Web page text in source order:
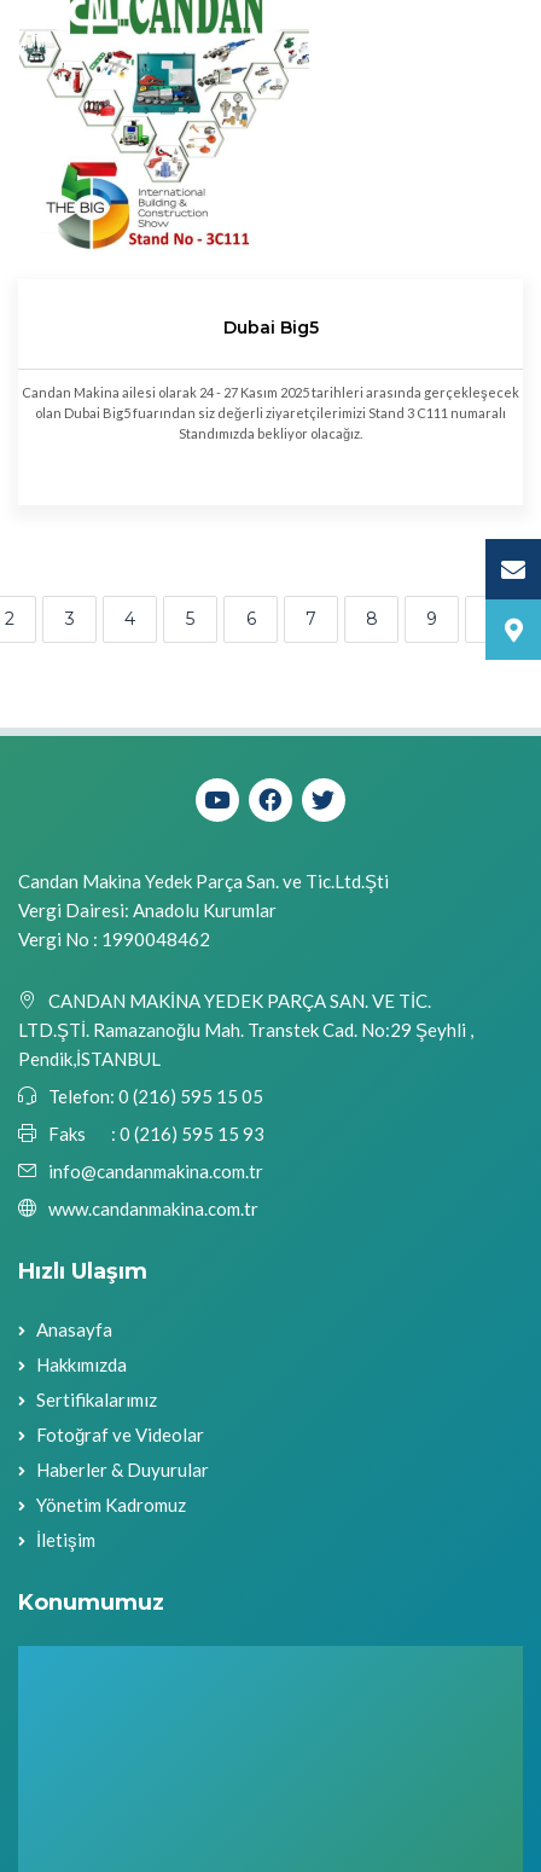
Dubai Big5
Candan Makina ailesi olarak 24 - 27 Kasım 2025 tarihleri arasında gerçekleşecek
olan Dubai Big5 fuarından siz değerli ziyaretçilerimizi Stand 3 C111 numaralı
Standımızda bekliyor olacağız.
2 3 4 5 6 7 8 9
Candan Makina Yedek Parça San. ve Tic.Ltd.Şti
Vergi Dairesi: Anadolu Kurumlar
Vergi No : 1990048462
CANDAN MAKİNA YEDEK PARÇA SAN. VE TİC.
LTD.ŞTİ. Ramazanoğlu Mah. Transtek Cad. No:29 Şeyhli ,
Pendik,İSTANBUL
Telefon: 0 (216) 595 15 05
Faks : 0 (216) 595 15 93
info@candanmakina.com.tr
www.candanmakina.com.tr
Hızlı Ulaşım
Anasayfa
Hakkımızda
Sertifikalarımız
Fotoğraf ve Videolar
Haberler & Duyurular
Yönetim Kadromuz
İletişim
Konumumuz